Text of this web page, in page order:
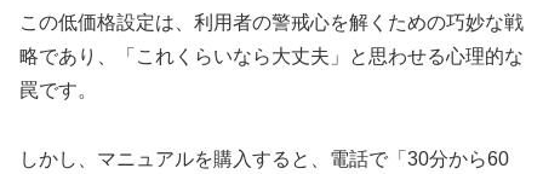
この低価格設定は、利用者の警戒心を解くための巧妙な戦
略であり、「これくらいなら大丈夫」と思わせる心理的な
罠です。
しかし、マニュアルを購入すると、電話で「30分から60